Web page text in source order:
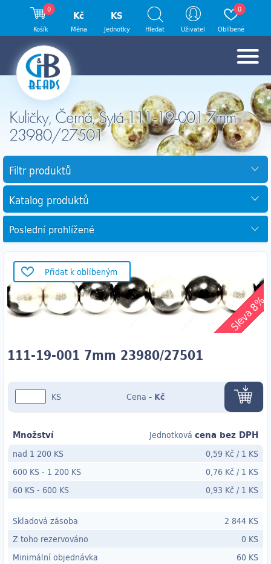
Kuličky, Černá, Sytá 111-19-001 7mm
23980/27501
Filtr produktů
Katalog produktů
Poslední prohlížené
Přidat k oblíbeným
Sleva 8%
111-19-001 7mm 23980/27501
KS Cena - Kč
Množství Jednotková cena bez DPH
nad 1 200 KS 0,59 Kč / 1 KS
600 KS- 1 200 KS 0,76 Kč / 1 KS
60 KS- 600 KS 0,93 Kč / 1 KS
Skladová zásoba
2 844 KS
Z toho rezervováno
0 KS
Minimální objednávka
60 KS
0
Košík
Kč
Měna
KS
Jednotky Hledat Uživatel
0
Oblíbené